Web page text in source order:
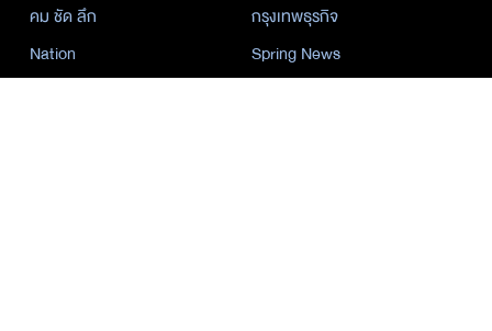
คม ชัด ลึก
กรุงเทพธุรกิจ
Nation
Spring News